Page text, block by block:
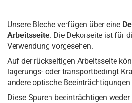
Unsere Bleche verfügen über eine
Arbeitsseite. Die Dekorseite ist für
Verwendung vorgesehen.
Auf der rückseitigen Arbeitsseite
lagerungs- oder transportbedingt
andere optische
Diese Spuren beeinträchtigen